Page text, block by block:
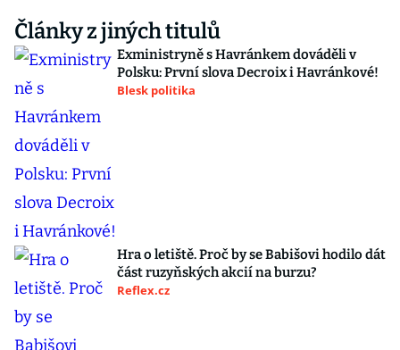
Články z jiných titulů
Exministryně s Havránkem dováděli v
Polsku: První slova Decroix i Havránkové!
Blesk politika
Hra o letiště. Proč by se Babišovi hodilo dát
část ruzyňských akcií na burzu?
Reflex.cz